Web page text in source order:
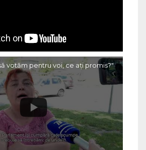
votăm pentru voi, ce ați promis?"